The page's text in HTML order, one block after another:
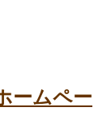
ームペー